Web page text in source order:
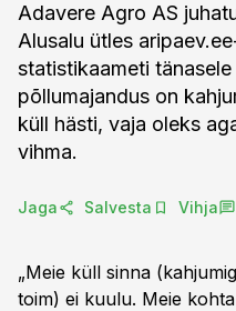
Adavere Agro AS
Alusalu ütles
statistikaameti
põllumajandus on
küll hästi, vaja oleks
vihma.
Jaga Salvesta Vihja
„Meie küll sinna
toim) ei kuulu. Meie